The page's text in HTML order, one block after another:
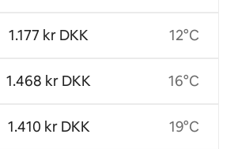
1.177 kr DKK
1.468 kr DKK
1.410 kr DKK
12°C
16°C
19°C